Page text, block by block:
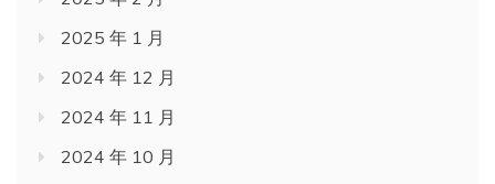
2025 年 1 月
2024 年 12 月
2024 年 11 月
2024 年 10 月